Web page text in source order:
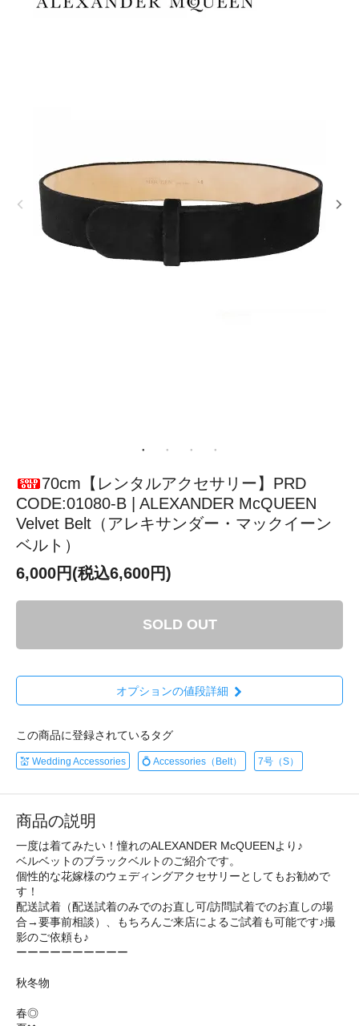
70cm【レンタルアクセサリー】PRD
CODE:01080-B | ALEXANDER McQUEEN
Velvet Belt（アレキサンダー・マックイーン
ベルト）
6,000円(税込6,600円)
SOLD OUT
オプションの値段詳細
この商品に登録されているタグ
💒 Wedding Accessories 💍 Accessories（Belt） 7号（S）
商品の説明
一度は着てみたい！憧れのALEXANDER McQUEENより♪
ベルベットのブラックベルトのご紹介です。
個性的な花嫁様のウェディングアクセサリーとしてもお勧めで
す！
配送試着（配送試着のみでのお直し可/訪問試着でのお直しの場
合→要事前相談）、もちろんご来店によるご試着も可能です♪撮
影のご依頼も♪
ーーーーーーーーーー
秋冬物
春◎